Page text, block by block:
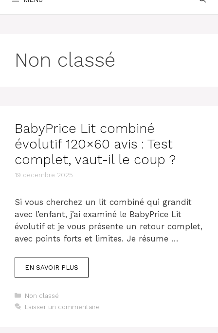
Non classé
BabyPrice Lit combiné
évolutif 120×60 avis : Test
complet, vaut-il le coup ?
19 décembre 2025
Si vous cherchez un lit combiné qui grandit
avec l’enfant, j’ai examiné le BabyPrice Lit
évolutif et je vous présente un retour complet,
avec points forts et limites. Je résume …
EN SAVOIR PLUS
Catégories
Non classé
Laisser un commentaire